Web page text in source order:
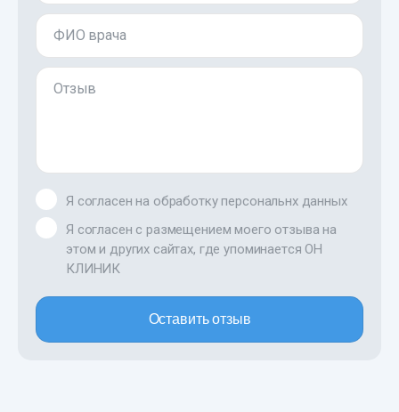
ФИО врача
Отзыв
Я согласен на обработку персональнх данных
Я согласен с размещением моего отзыва на
этом и других сайтах, где упоминается ОН
КЛИНИК
Оставить отзыв